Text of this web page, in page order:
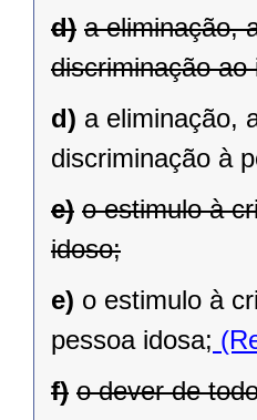
d) a eliminação,
discriminação ao
d) a eliminação,
discriminação à
e) o estimulo à
idoso;
e) o estimulo à
pessoa idosa;
f) o dever de